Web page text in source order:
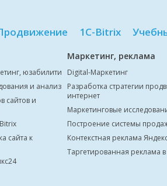
1С-Bitrix
юзабилити
и анализ
сайтов и
сайта к
Маркетинг, реклама
Digital-Маркетинг
Разработка стратегии
интернет
Маркетинговые
Построение системы
Контекстная реклама
Таргетированная реклама в